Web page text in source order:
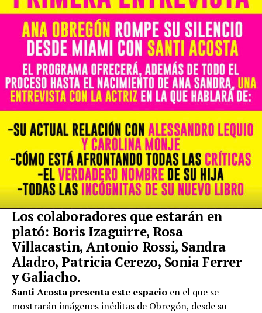
Los colaboradores que estarán en
plató: Boris Izaguirre, Rosa
Villacastin, Antonio Rossi, Sandra
Aladro, Patricia Cerezo, Sonia Ferrer
y Galiacho.
Santi Acosta presenta este espacio en el que se
mostrarán imágenes inéditas de Obregón, desde su